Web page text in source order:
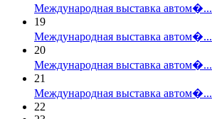
Международная выставка автом�...
19
Международная выставка автом�...
20
Международная выставка автом�...
21
Международная выставка автом�...
22